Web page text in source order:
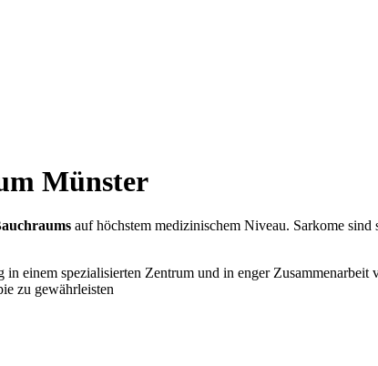
Münster
auf höchstem medizinischem Niveau. Sarkome sind
einem spezialisierten Zentrum und in enger Zusammenarbeit
zu gewährleisten